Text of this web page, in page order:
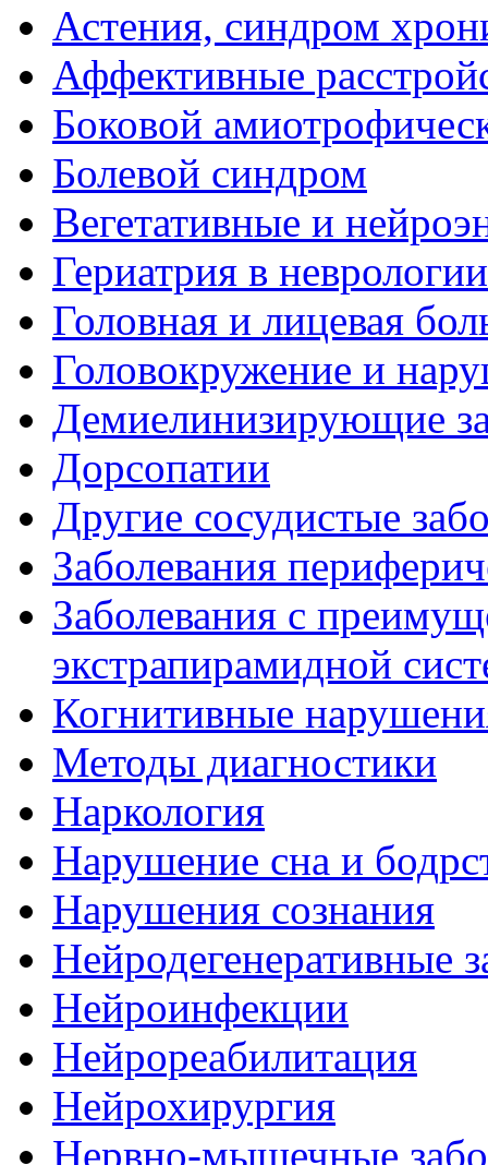
Астения, синдром
Аффективные
Боковой
Болевой синдром
Вегетативные и
Гериатрия в неврологии
Головная и лицевая
Головокружение и
Демиелинизирующие
Дорсопатии
Другие сосудистые
Заболевания
Заболевания с
экстрапирамидной
Когнитивные
Методы диагностики
Наркология
Нарушение сна и
Нарушения сознания
Нейродегенеративные
Нейроинфекции
Нейрореабилитация
Нейрохирургия
Нервно-мышечные